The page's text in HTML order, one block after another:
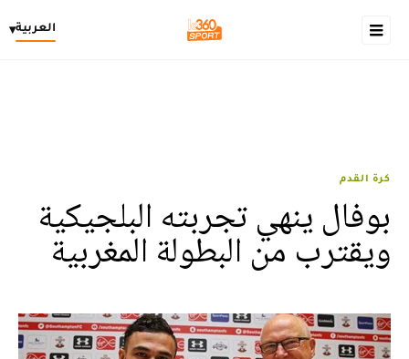
العربية▾
كرة القدم
بوفال ينهي تجربته البلجيكية
ويقترب من البطولة المغربية